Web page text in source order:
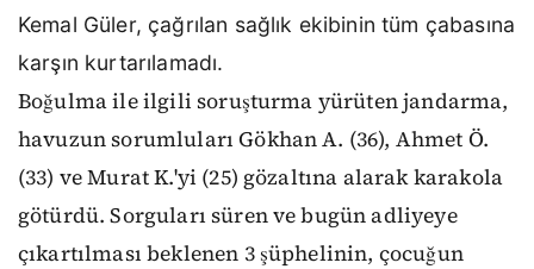
Kemal Güler, çağrılan sağlık ekibinin tüm çabasına
karşın kurtarılamadı.
Boğulma ile ilgili soruşturma yürüten jandarma,
havuzun sorumluları Gökhan A. (36), Ahmet Ö.
(33) ve Murat K.'yi (25) gözaltına alarak karakola
götürdü. Sorguları süren ve bugün adliyeye
çıkartılması beklenen 3 şüphelinin, çocuğun